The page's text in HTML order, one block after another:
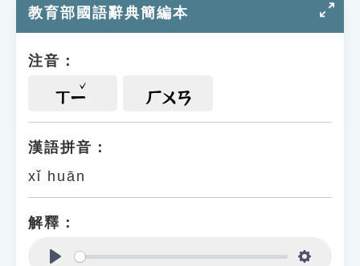
單字索引
遊戲專區
貓頭鷹博士
教育部國語辭典簡編本
注音：
ㄒㄧ ㄏㄨㄢ
漢語拼音：
xǐ huān
解釋：